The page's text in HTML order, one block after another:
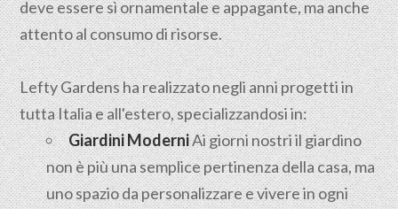
deve essere sì ornamentale e appagante, ma anche
attento al consumo di risorse.
Lefty Gardens ha realizzato negli anni progetti in
tutta Italia e all'estero, specializzandosi in:
Giardini ModerniAi giorni nostri il giardino
non è più una semplice pertinenza della casa, ma
uno spazio da personalizzare e vivere in ogni